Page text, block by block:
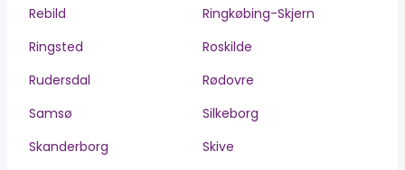
Rebild
Ringkøbing-Skjern
Ringsted
Roskilde
Rudersdal
Rødovre
Samsø
Silkeborg
Skanderborg
Skive